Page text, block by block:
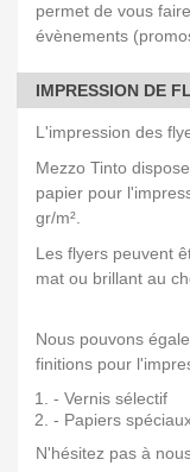
permet de vous
évènements
IMPRESSION DE
L'impression des
Mezzo Tinto
papier pour
gr/m².
Les flyers peuvent
mat ou brillant au
Nous pouvons
finitions pour
- Vernis sélectif
- Papiers
N'hésitez pas à